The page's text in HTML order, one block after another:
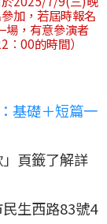
加，若屆時報名
場，有意參演者
00的時間）
基礎＋短篇一
」頁籤了解詳
民生西路83號4